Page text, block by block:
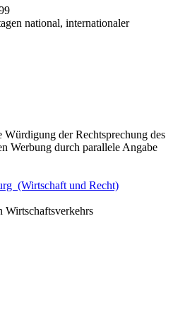
national, internationaler
der Rechtsprechung des
Werbung durch parallele Angabe
(Wirtschaft und Recht)
Wirtschaftsverkehrs